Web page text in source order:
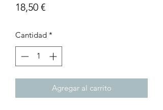
18,50 €Precio
Cantidad *
Agregar al carrito